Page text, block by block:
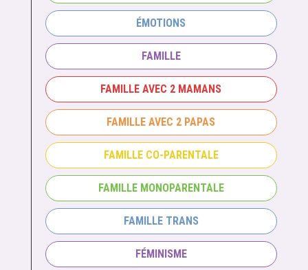
ÉMOTIONS
FAMILLE
FAMILLE AVEC 2 MAMANS
FAMILLE AVEC 2 PAPAS
FAMILLE CO-PARENTALE
FAMILLE MONOPARENTALE
FAMILLE TRANS
FÉMINISME